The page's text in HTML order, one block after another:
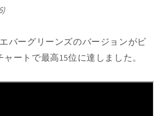
バーグリーンズのバージョンがビ
ートで最高15位に達しました。